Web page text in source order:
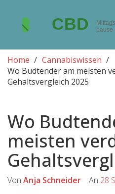
Home
Cannabiswissen
Wo Budtender am meisten
Gehaltsvergleich 2025
Wo
meisten
Von Anja Schneider An 28